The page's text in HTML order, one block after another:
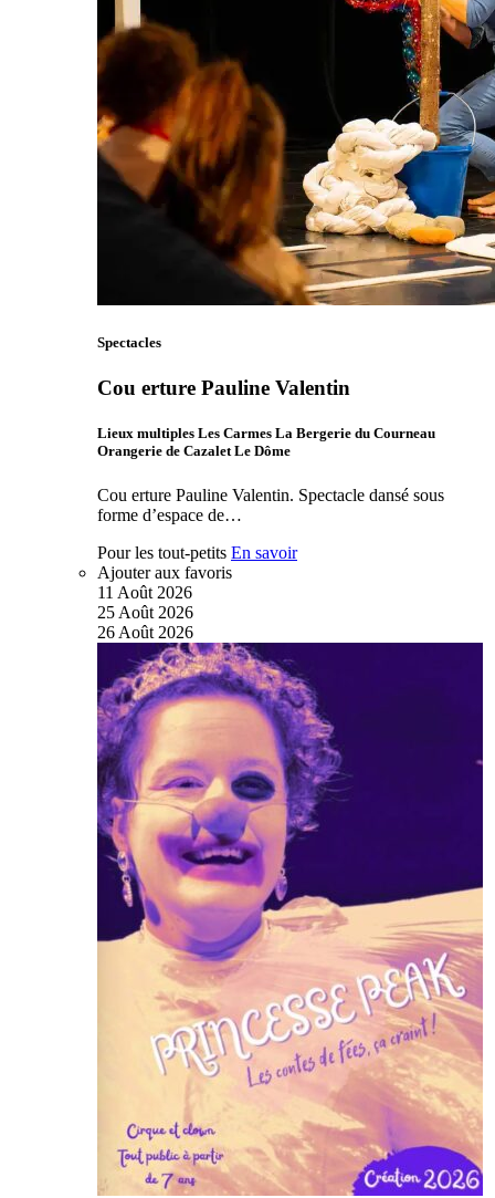
Spectacles
Cou erture Pauline Valentin
Lieux multiples Les Carmes La Bergerie du Courneau
Orangerie de Cazalet Le Dôme
Cou erture Pauline Valentin. Spectacle dansé sous
forme d’espace de…
Pour les tout-petits En savoir
Ajouter aux favoris
11 Août 2026
25 Août 2026
26 Août 2026